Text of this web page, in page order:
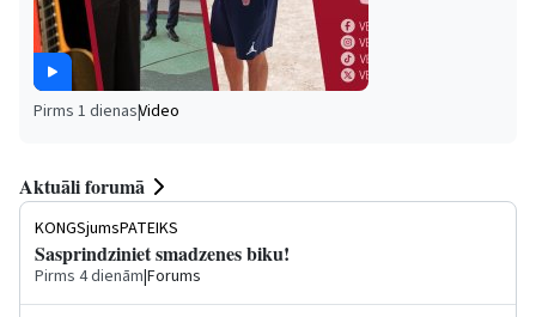
Pirms 1 dienas|Video
Aktuāli forumā
KONGSjumsPATEIKS
Sasprindziniet smadzenes biku!
Pirms 4 dienām|Forums